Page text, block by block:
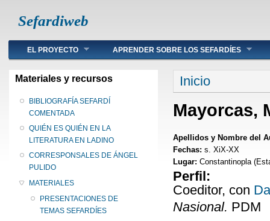
Sefardiweb
Main menu
EL PROYECTO APRENDER SOBRE LOS SEFARDÍES
Materiales y recursos
BIBLIOGRAFÍA SEFARDÍ
COMENTADA
QUIÉN ES QUIÉN EN LA
LITERATURA EN LADINO
CORRESPONSALES DE ÁNGEL
PULIDO
MATERIALES
PRESENTACIONES DE
TEMAS SEFARDÍES
Se encuentra
Inicio
Mayorcas,
Apellidos y Nombre del
Fechas: s. XiX-XX
Lugar: Constantinopla
Perfil:
Coeditor, con
Nasional. PDM